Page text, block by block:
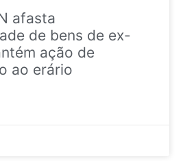
afasta
de bens de ex-
ação de
ao erário